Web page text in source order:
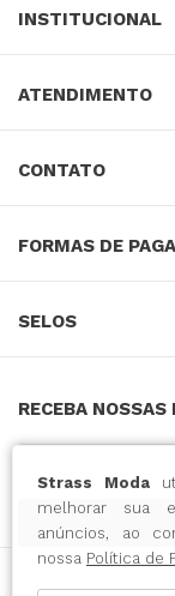
Strass Moda
melhorar sua
anúncios, ao
nossa Política de
INSTITUCIONAL
ATENDIMENTO
CONTATO
FORMAS DE
SELOS
RECEBA NOSSAS